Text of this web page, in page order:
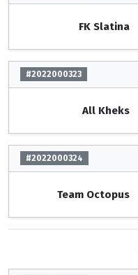
FK Slatina
#2022000323
All Kheks
#2022000324
Team Octopus